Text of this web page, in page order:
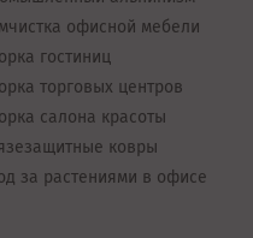
офисной мебели
гостиниц
торговых центров
салона красоты
ковры
за растениями в офисе